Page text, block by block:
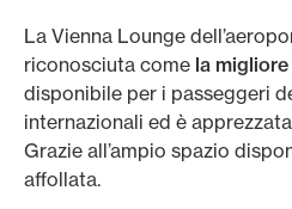
La Vienna Lounge
riconosciuta come la
disponibile per i passeggeri
internazionali ed è
Grazie all’ampio spazio
affollata.